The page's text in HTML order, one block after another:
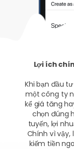
Lợi ích
Khi bạn đầu
một công ty
kể giá tăng
chọn đúng
tuyến, lợi
Chính vì vậy,
kiếm tiền